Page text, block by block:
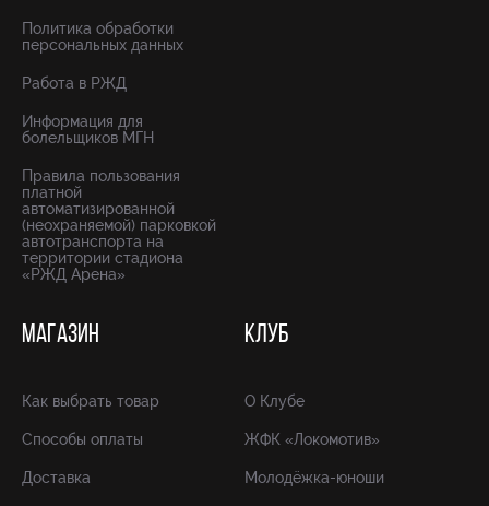
Политика обработки
персональных данных
Работа в РЖД
Информация для
болельщиков МГН
Правила пользования
платной
автоматизированной
(неохраняемой) парковкой
автотранспорта на
территории стадиона
«РЖД Арена»
МАГАЗИН
Как выбрать товар
Способы оплаты
Доставка
КЛУБ
О Клубе
ЖФК «Локомотив»
Молодёжка-юноши